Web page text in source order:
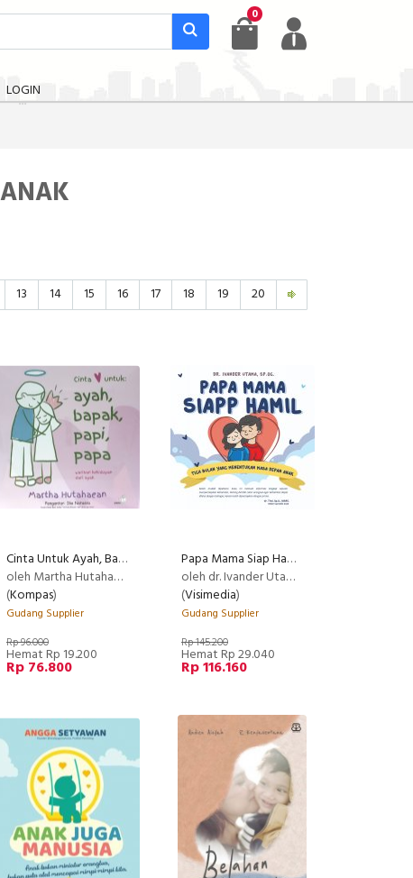
0
LOGIN
13 14 15 16 17 18 19 20
RECOMMENDEDCinta Untuk Ayah, Bapak, Papi, Papa
oleh Martha Hutahaean
(Kompas)
Gudang Supplier
Rp 96.000
Hemat Rp 19.200
Rp 76.800
Papa Mama Siap Hamil (Promo Best Book)
oleh dr. Ivander Utama, Sp.OG.
(Visimedia)
Gudang Supplier
Rp 145.200
Hemat Rp 29.040
Rp 116.160